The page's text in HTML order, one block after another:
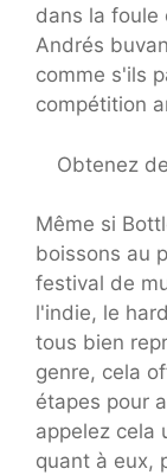
dans la foule
Andrés
comme s'ils
compétition
Obtenez
Même si
boissons au
festival de
l'indie, le
tous bien
genre, cela
étapes pour
appelez cela
quant à eux,